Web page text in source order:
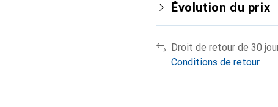
Évolution du prix
Droit de retour de 30
Conditions de retour